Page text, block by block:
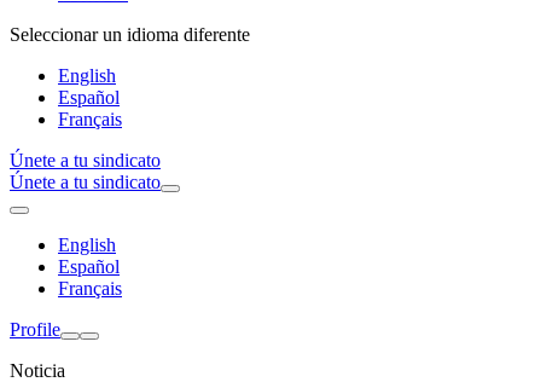
Seleccionar un idioma diferente
English
Español
Français
Únete a tu sindicato
Únete a tu sindicato
English
Español
Français
Profile
Noticia